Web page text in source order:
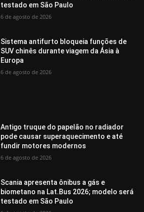
testado em São Paulo
6 de agosto de 2026
Sistema antifurto bloqueia funções de
SUV chinês durante viagem da Ásia à
Europa
6 de agosto de 2026
Antigo truque do papelão no radiador
pode causar superaquecimento e até
fundir motores modernos
6 de agosto de 2026
Scania apresenta ônibus a gás e
biometano na Lat.Bus 2026; modelo será
testado em São Paulo